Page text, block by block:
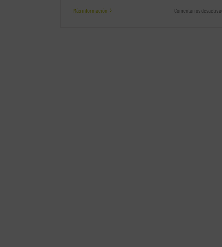
Más información Comentarios